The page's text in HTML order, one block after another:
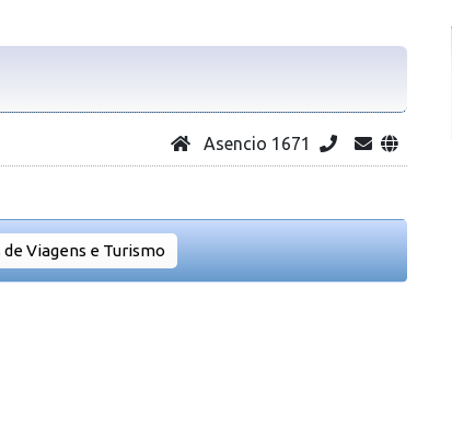
Asencio 1671
de Viagens e Turismo